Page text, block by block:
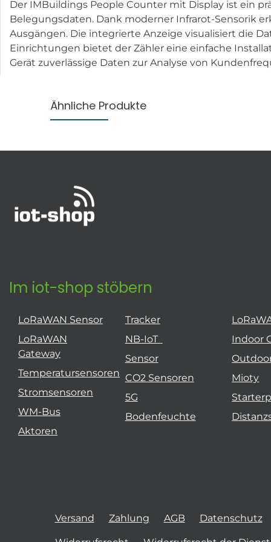
Der IMBuildings People Counter mit Display ist ein
Belegungsdaten. Dank moderner Infrarot-Sensorik
Ausgängen. Die integrierte Anzeige visualisiert die
Einrichtungen bietet der Zähler eine einfache
Gerät zuverlässige Daten zur Analyse von
Ähnliche Produkte
Im iot-shop stöbern
LoRaWAN Sensor
LoRaWAN
Gateway
Temperatursensoren
Stromsensoren
WM-Bus
Aktoren
Tracker
NB-IoT
Sensor
CO2 Sensoren
5G
Bodenfeuchte
Indoor
Mioty
Versand Zahlung AGB Datenschutz